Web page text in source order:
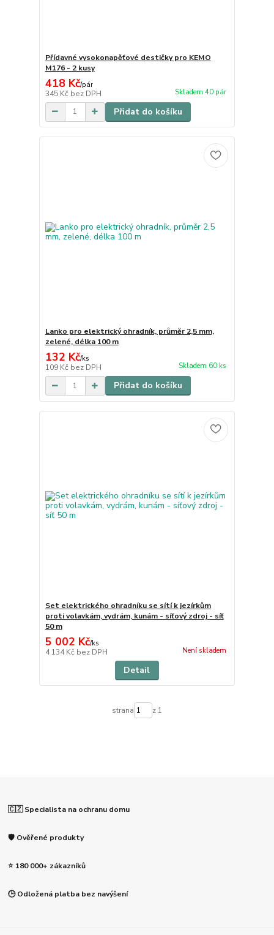
Přídavné vysokonapěťové destičky pro KEMO
M176 - 2 kusy
418 Kč/pár
345 Kč bez DPH Skladem 40 pár
Přidat do košíku
Lanko pro elektrický ohradník, průměr 2,5 mm,
zelené, délka 100 m
132 Kč/ks
109 Kč bez DPH Skladem 60 ks
Přidat do košíku
Set elektrického ohradníku se sítí k jezírkům
proti volavkám, vydrám, kunám - síťový zdroj - síť
50 m
5 002 Kč/ks
4 134 Kč bez DPH Není skladem
Detail
strana z 1
🇨🇿 Specialista na ochranu domu
🛡️ Ověřené produkty
⭐ 180 000+ zákazníků
🕒 Odložená platba bez navýšení